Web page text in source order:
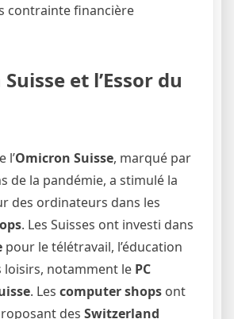
contrainte financière
et l’Essor du
l’Omicron Suisse, marqué par
de la pandémie, a stimulé la
des ordinateurs dans les
. Les Suisses ont investi dans
pour le télétravail, l’éducation
loisirs, notamment le PC
. Les computer shops ont
des Switzerland